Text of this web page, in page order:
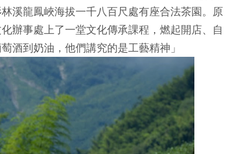
溪龍鳳峽海拔一千八百尺處有座合法茶園。原
辦事處上了一堂文化傳承課程，燃起開店、自
酒到奶油，他們講究的是工藝精神」